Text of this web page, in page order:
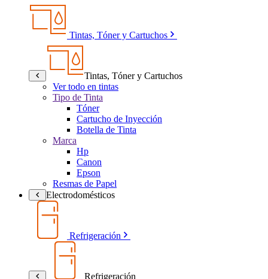
Tintas, Tóner y Cartuchos
Tintas, Tóner y Cartuchos
Ver todo en tintas
Tipo de Tinta
Tóner
Cartucho de Inyección
Botella de Tinta
Marca
Hp
Canon
Epson
Resmas de Papel
Electrodomésticos
Refrigeración
Refrigeración